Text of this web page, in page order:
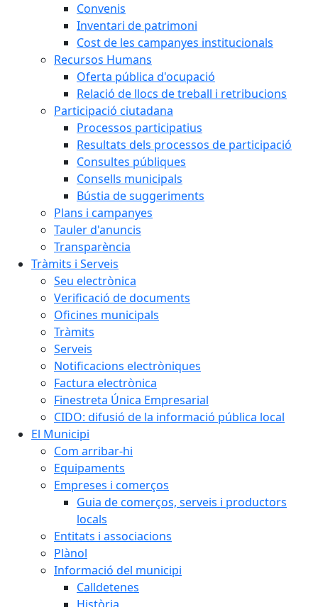
Convenis
Inventari de patrimoni
Cost de les campanyes institucionals
Recursos Humans
Oferta pública d'ocupació
Relació de llocs de treball i retribucions
Participació ciutadana
Processos participatius
Resultats dels processos de participació
Consultes públiques
Consells municipals
Bústia de suggeriments
Plans i campanyes
Tauler d'anuncis
Transparència
Tràmits i Serveis
Seu electrònica
Verificació de documents
Oficines municipals
Tràmits
Serveis
Notificacions electròniques
Factura electrònica
Finestreta Única Empresarial
CIDO: difusió de la informació pública local
El Municipi
Com arribar-hi
Equipaments
Empreses i comerços
Guia de comerços, serveis i productors
locals
Entitats i associacions
Plànol
Informació del municipi
Calldetenes